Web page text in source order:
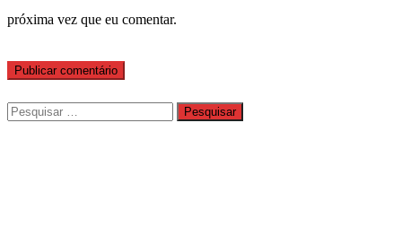
próxima vez que eu comentar.
Pesquisar
por: